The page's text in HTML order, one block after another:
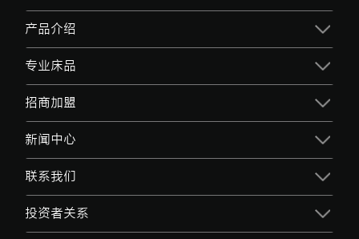
产品介绍
专业床品
招商加盟
新闻中心
联系我们
投资者关系